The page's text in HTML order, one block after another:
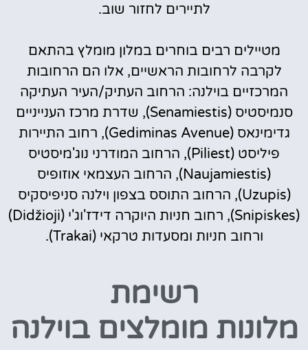
לתיירים לחזור שוב.
מטיילים רבים בוחרים במלון מומלץ בהתאם
לקרבה לרחובות הראשיים, אלו הם הרחובות
המרכזיים בוילנה: הרחוב העתיק/העיר העתיקה
סנמיסטיס (Senamiestis), שדרת מרכז הענייניים
גדימינאס (Gediminas Avenue), רחוב התיירות
פיליסט (Piliest), הרחוב המודרני נוג'מיסטיס
(Naujamiestis), הרחוב העצמאי אוזופיס
(Uzupis), הרחוב התוסס בצפון וילנה סניפיסקיס
(Snipiskes), רחוב חניות היוקרה דידז'וג'י (Didžioji)
ורחוב חניות ומסעדות טרקאי (Trakai).
רשימת
מלונות מומלצים בוילנה